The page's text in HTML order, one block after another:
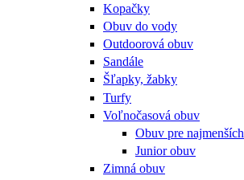
Kopačky
Obuv do vody
Outdoorová obuv
Sandále
Šľapky, žabky
Turfy
Voľnočasová obuv
Obuv pre najmenších
Junior obuv
Zimná obuv